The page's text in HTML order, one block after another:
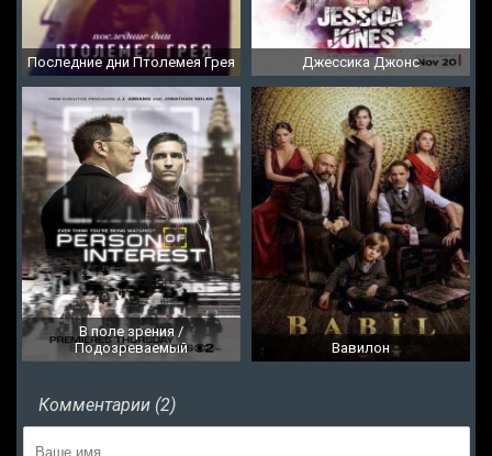
Последние дни Птолемея Грея Джессика Джонс
В поле зрения /
Подозреваемый
Вавилон
Комментарии (2)